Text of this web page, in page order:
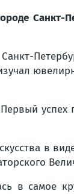
Санкт-
в
в самое